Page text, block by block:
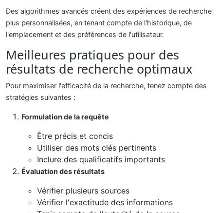
Des algorithmes avancés créent des expériences de recherche
plus personnalisées, en tenant compte de l'historique, de
l'emplacement et des préférences de l'utilisateur.
Meilleures pratiques pour des
résultats de recherche optimaux
Pour maximiser l'efficacité de la recherche, tenez compte des
stratégies suivantes :
Formulation de la requête
Être précis et concis
Utiliser des mots clés pertinents
Inclure des qualificatifs importants
Évaluation des résultats
Vérifier plusieurs sources
Vérifier l'exactitude des informations